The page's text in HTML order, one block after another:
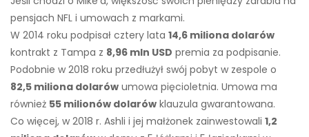
pensjach NFL i umowach z markami.
W 2014 roku podpisał cztery lata 14,6 miliona dolarów
kontrakt z Tampa z 8,96 mln USD premia za podpisanie.
Podobnie w 2018 roku przedłużył swój pobyt w zespole o
82,5 miliona dolarów umowa pięcioletnia. Umowa ma
również 55 milionów dolarów klauzula gwarantowana.
Co więcej, w 2018 r. Ashli ​​i jej małżonek zainwestowali 1,2